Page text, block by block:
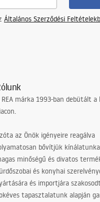
Általános Szerződési
REA márka 1993-ban debütált a
az Önök igényeire reagálva
bővítjük
minőségű és divatos
és konyhai
és importjára
tapasztalatunk alapján